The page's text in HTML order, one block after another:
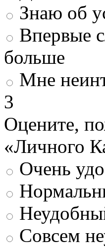
Знаю об
Впервые
больше
Мне
3
Оцените,
«Личного
Очень
Совсем